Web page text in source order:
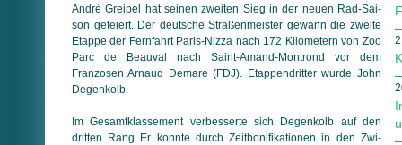
André Greipel hat seinen zweiten Sieg in der neuen Rad-Sai­
son gefeiert. Der deutsche Straßen­meister gewann die zweite
Etappe der Fern­fahrt Paris-Nizza nach 172 Kilometern von Zoo
Parc de Beauval nach Saint-Amand-Montrond vor dem
Franzosen Arnaud Demare (FDJ). Etappen­dritter wurde John
Degenkolb.
Im Gesamtklassement verbesserte sich Degenkolb auf den
dritten Rang Er konnte durch Zeit­boni­fi­ka­tio­nen in den Zwi­